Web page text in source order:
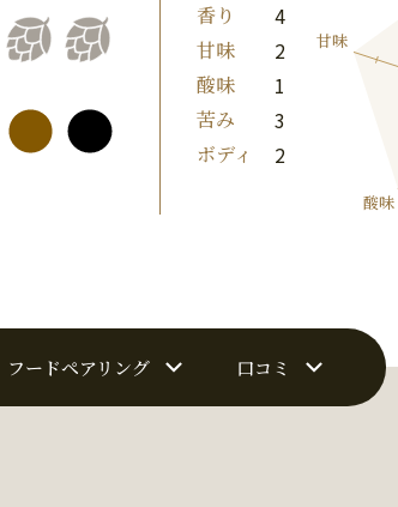
香り 4
甘味 2
酸味 1
苦み 3
ボディ 2
フードペアリング 口コミ